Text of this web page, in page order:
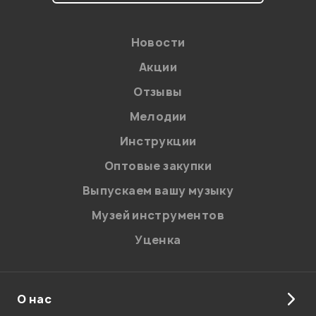
на обработку персональных данных в
Политикой в отношении обработки
персональных данных.
Введите проверочное число:
Отправить
Новости
Акции
Отзывы
Мелодии
Инструкции
Оптовые закупки
Выпускаем вашу музыку
Музей инструментов
Уценка
О нас